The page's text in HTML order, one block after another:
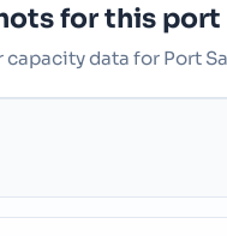
for this port
data for Port